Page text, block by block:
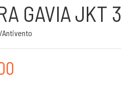
GAVIA JKT
antivento